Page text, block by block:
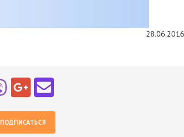
28.06.2016
ПОДПИСАТЬСЯ